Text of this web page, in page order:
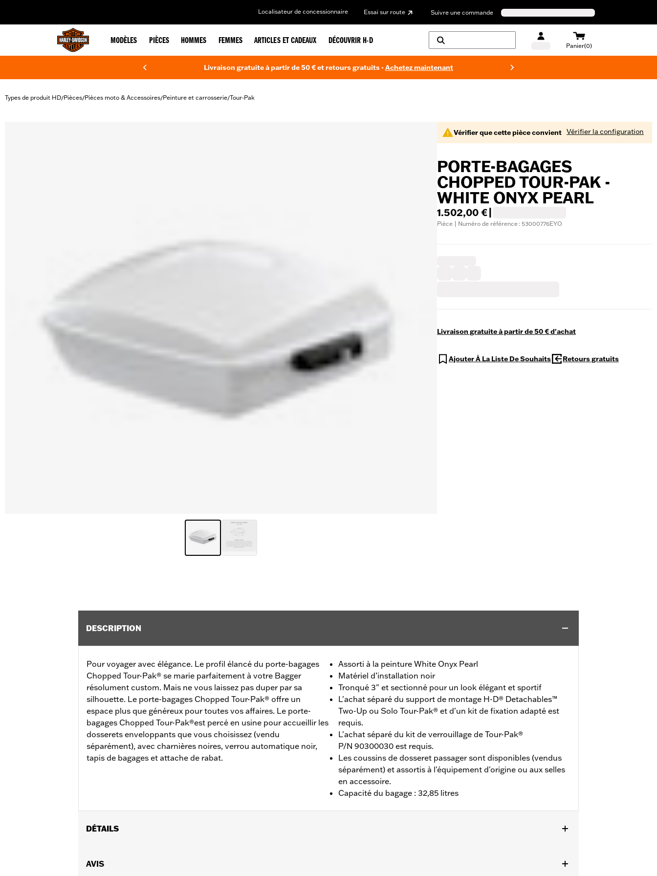
Localisateur de concessionnaire Essai sur route Suivre une commande
MODÈLES PIÈCES HOMMES FEMMES ARTICLES ET CADEAUX DÉCOUVRIR H-D
Panier(0)
Livraison gratuite à partir de 50 € et retours gratuits -Achetez maintenant
Types de produit HD/Pièces/Pièces moto & Accessoires/Peinture et carrosserie/Tour-Pak
Vérifier que cette pièce convient Vérifier la configuration
PORTE-BAGAGES
CHOPPED TOUR-PAK -
WHITE ONYX PEARL
1.502,00 €
Pièce | Numéro de référence : 53000776EYO
Livraison gratuite à partir de 50 € d'achat
Ajouter À La Liste De Souhaits Retours gratuits
DESCRIPTION
Pour voyager avec élégance. Le profil élancé du porte-bagages
Chopped Tour-Pak® se marie parfaitement à votre Bagger
résolument custom. Mais ne vous laissez pas duper par sa
silhouette. Le porte-bagages Chopped Tour-Pak® offre un
espace plus que généreux pour toutes vos affaires. Le porte-
bagages Chopped Tour-Pak®est percé en usine pour accueillir les
dosserets enveloppants que vous choisissez (vendu
séparément), avec charnières noires, verrou automatique noir,
tapis de bagages et attache de rabat.
Assorti à la peinture White Onyx Pearl
Matériel d’installation noir
Tronqué 3" et sectionné pour un look élégant et sportif
L'achat séparé du support de montage H-D® Detachables™
Two-Up ou Solo Tour-Pak® et d'un kit de fixation adapté est
requis.
L'achat séparé du kit de verrouillage de Tour-Pak®
P/N 90300030 est requis.
Les coussins de dosseret passager sont disponibles (vendus
séparément) et assortis à l'équipement d'origine ou aux selles
en accessoire.
Capacité du bagage : 32,85 litres
DÉTAILS
modèles CVO™ à partir de 2014. Ne convient pas aux modèles FLRT. L'achat séparé d'un support de montage pour Tour-Pak® solo ou
AVIS